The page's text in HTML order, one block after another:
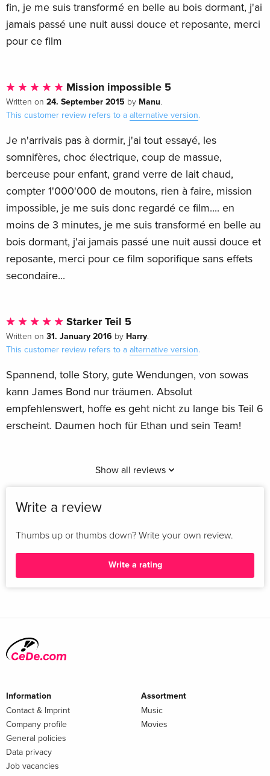
fin, je me suis transformé en belle au bois dormant, j'ai
jamais passé une nuit aussi douce et reposante, merci
pour ce film
Mission impossible 5
Written on 24. September 2015 by Manu.
This customer review refers to a alternative version.
Je n'arrivais pas à dormir, j'ai tout essayé, les
somnifères, choc électrique, coup de massue,
berceuse pour enfant, grand verre de lait chaud,
compter 1'000'000 de moutons, rien à faire, mission
impossible, je me suis donc regardé ce film.... en
moins de 3 minutes, je me suis transformé en belle au
bois dormant, j'ai jamais passé une nuit aussi douce et
reposante, merci pour ce film soporifique sans effets
secondaire...
Starker Teil 5
Written on 31. January 2016 by Harry.
This customer review refers to a alternative version.
Spannend, tolle Story, gute Wendungen, von sowas
kann James Bond nur träumen. Absolut
empfehlenswert, hoffe es geht nicht zu lange bis Teil 6
erscheint. Daumen hoch für Ethan und sein Team!
Show all reviews
Write a review
Thumbs up or thumbs down? Write your own review.
Write a rating
Information
Contact & Imprint
Company profile
General policies
Data privacy
Job vacancies
Assortment
Music
Movies